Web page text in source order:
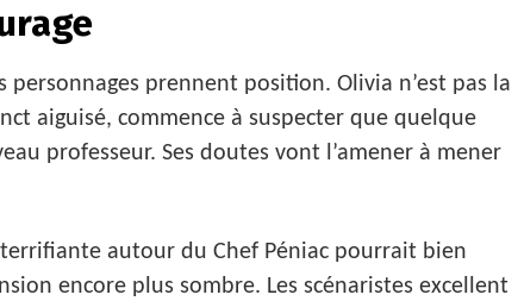
prennent position. Olivia n’est pas la
aiguisé, commence à suspecter que quelque
professeur. Ses doutes vont l’amener à mener
autour du Chef Péniac pourrait bien
encore plus sombre. Les scénaristes excellent